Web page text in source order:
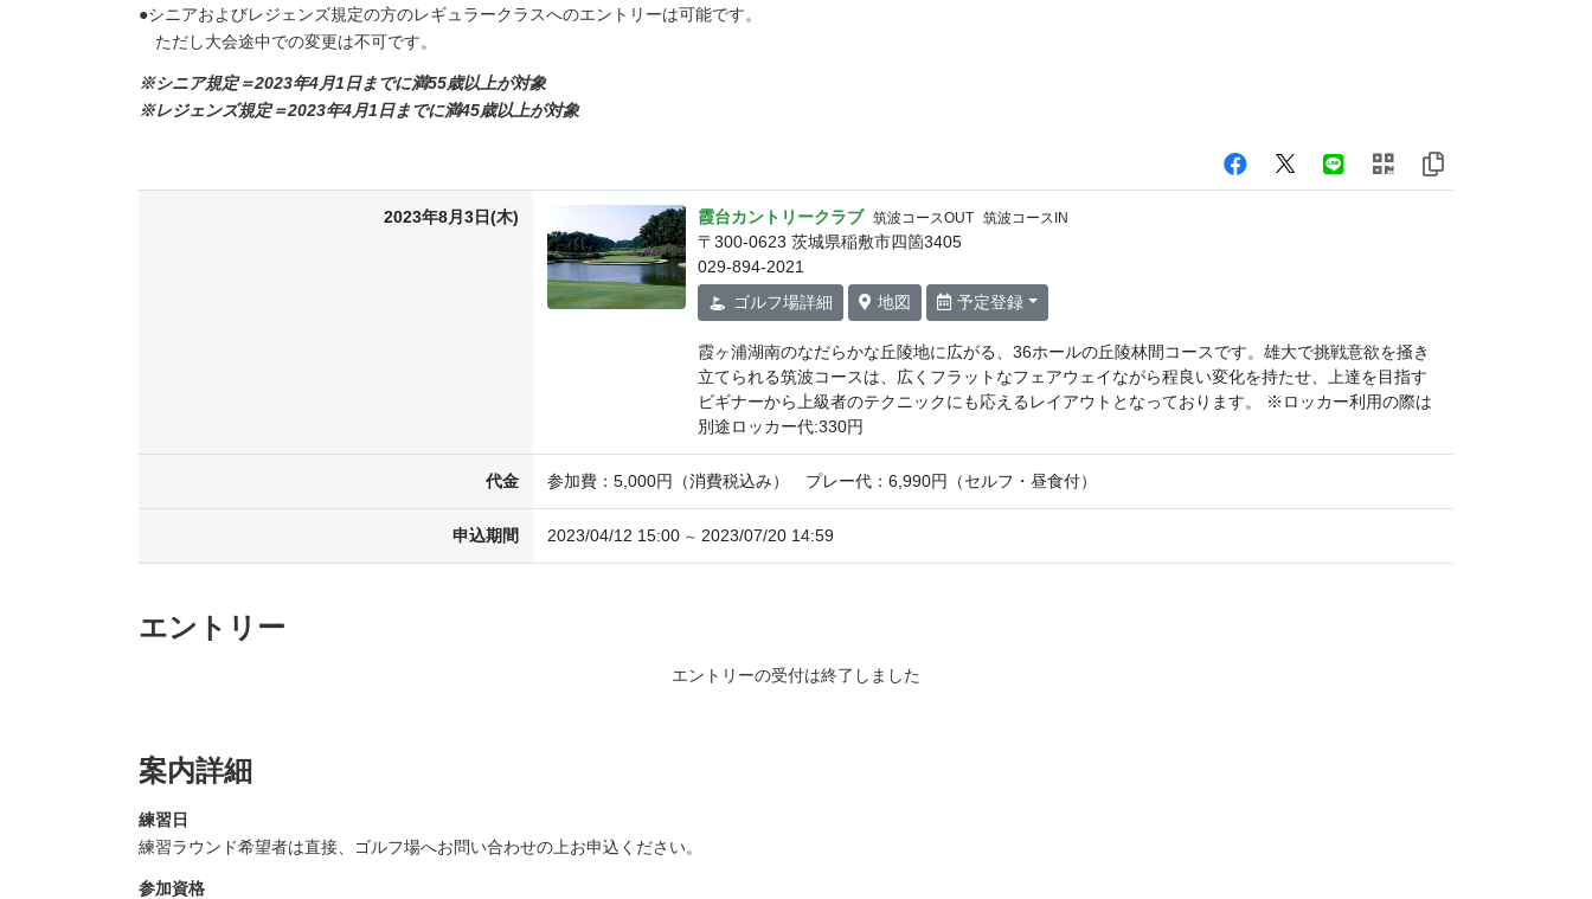
●シニアおよびレジェンズ規定の方のレギュラークラスへのエントリーは可能です。
ただし大会途中での変更は不可です。
※シニア規定＝2023年4月1日までに満55歳以上が対象
※レジェンズ規定＝2023年4月1日までに満45歳以上が対象
2023年8月3日(木) 霞台カントリークラブ 筑波コースOUT 筑波コースIN
〒300-0623 茨城県稲敷市四箇3405
029-894-2021
ゴルフ場詳細 地図 予定登録
霞ヶ浦湖南のなだらかな丘陵地に広がる、36ホールの丘陵林間コースです。雄大で挑戦意欲を掻き
立てられる筑波コースは、広くフラットなフェアウェイながら程良い変化を持たせ、上達を目指す
ビギナーから上級者のテクニックにも応えるレイアウトとなっております。 ※ロッカー利用の際は
別途ロッカー代:330円
代金 参加費：5,000円（消費税込み） プレー代：6,990円（セルフ・昼食付）
申込期間 2023/04/12 15:00 ～ 2023/07/20 14:59
エントリー
エントリーの受付は終了しました
案内詳細
練習日
練習ラウンド希望者は直接、ゴルフ場へお問い合わせの上お申込ください。
参加資格